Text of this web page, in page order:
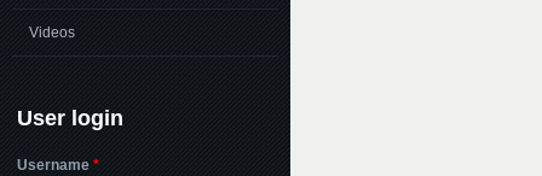
Videos
User login
Username *